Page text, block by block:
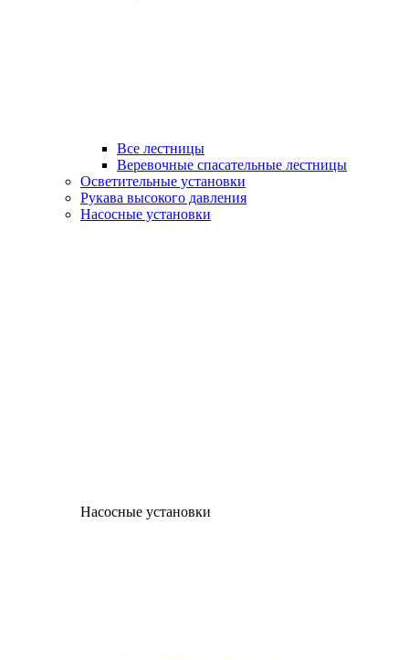
Все лестницы
Веревочные спасательные лестницы
Осветительные установки
Рукава высокого давления
Насосные установки
Насосные установки